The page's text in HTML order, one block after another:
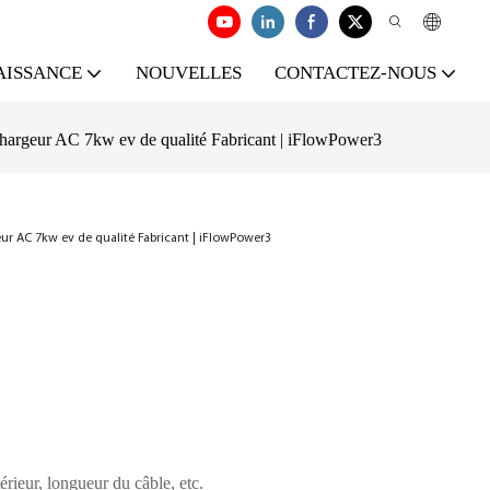
NOUVELLES CONTACTEZ-NOUS
AC 7kw ev de qualité Fabricant | iFlowPower3
AC 7kw ev de qualité Fabricant | iFlowPower3
longueur du câble, etc.